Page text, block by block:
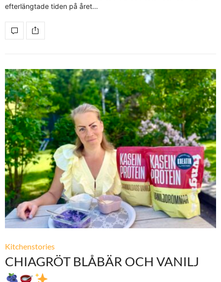
efterlängtade tiden på året…
Kitchenstories
CHIAGRÖT BLÅBÄR OCH VANILJ